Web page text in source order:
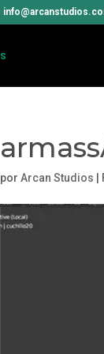
porArcan Studios